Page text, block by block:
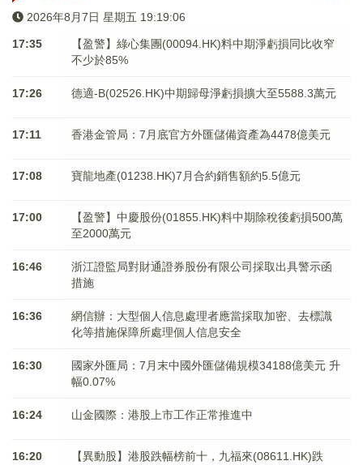
2026年8月7日 星期五 19:19:06
17:35
【盈警】綠心集團(00094.HK)料中期淨虧損同比收窄
不少於85%
17:26 德適-B(02526.HK)中期歸母淨虧損擴大至5588.3萬元
17:11 香港金管局：7月底官方外匯儲備資產為4478億美元
17:08 寶龍地產(01238.HK)7月合約銷售額約5.5億元
17:00
【盈警】中慶股份(01855.HK)料中期除稅後虧損500萬
至2000萬元
16:46
浙江證監局對財通證券股份有限公司採取出具警示函
措施
16:36
網信辦：大型個人信息處理者應當採取加密、去標識
化等措施保障所處理個人信息安全
16:30
國家外匯局：7月末中國外匯儲備規模34188億美元 升
幅0.07%
16:24 山金國際：港股上市工作正常推進中
16:20
【異動股】港股跌幅榜前十，九福來(08611.HK)跌